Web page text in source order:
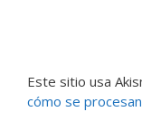
Este sitio usa
cómo se